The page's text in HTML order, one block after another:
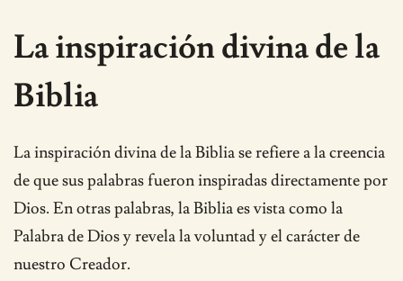
La inspiración divina de la
Biblia
La inspiración divina de la Biblia se refiere a la creencia
de que sus palabras fueron inspiradas directamente por
Dios. En otras palabras, la Biblia es vista como la
Palabra de Dios y revela la voluntad y el carácter de
nuestro Creador.